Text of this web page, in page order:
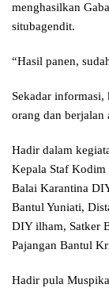
menghasilkan
situbagendit.
“Hasil panen,
Sekadar
orang dan berjalan
Hadir dalam
Kepala Staf
Balai Karantina
Bantul Yuniati,
DIY ilham, Satker
Pajangan Bantul
Hadir pula